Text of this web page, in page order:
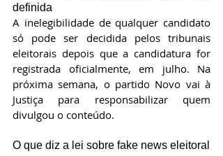
definida
A inelegibilidade de qualquer candidato
só pode ser decidida pelos tribunais
eleitorais depois que a candidatura for
registrada oficialmente, em julho. Na
próxima semana, o partido Novo vai à
Justiça para responsabilizar quem
divulgou o conteúdo.
O que diz a lei sobre fake news eleitoral